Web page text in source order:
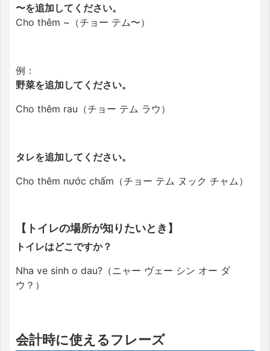
〜を追加してください。
Cho thêm ~（チョー テム〜）
例：
野菜を追加してください。
Cho thêm rau（チョー テム ラウ）
タレを追加してください。
Cho thêm nước chấm（チョー テム ヌック チャム）
【トイレの場所が知りたいとき】
トイレはどこですか？
Nha ve sinh o dau?（ニャー ヴェー シン オー ダ
ウ？）
会計時に使えるフレーズ